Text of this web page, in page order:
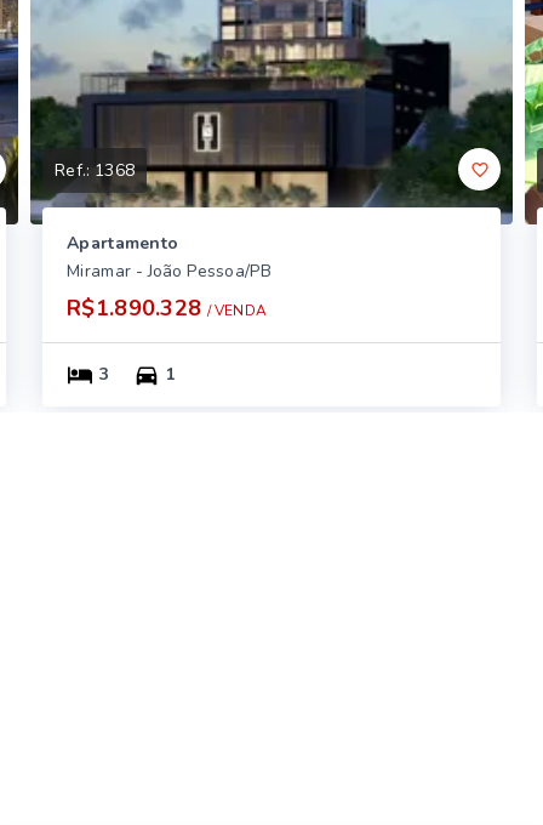
Ref.:1368
Apartamento
Miramar - João Pessoa/PB
R$1.890.328 / VENDA
3 1